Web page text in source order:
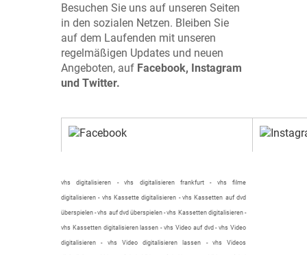
Besuchen Sie uns auf unseren Seiten
in den sozialen Netzen. Bleiben Sie
auf dem Laufenden mit unseren
regelmäßigen Updates und neuen
Angeboten, auf Facebook, Instagram
und Twitter.
vhs digitalisieren - vhs digitalisieren frankfurt - vhs filme
digitalisieren - vhs Kassette digitalisieren - vhs Kassetten auf dvd
überspielen - vhs auf dvd überspielen - vhs Kassetten digitalisieren -
vhs Kassetten digitalisieren lassen - vhs Video auf dvd - vhs Video
digitalisieren - vhs Video digitalisieren lassen - vhs Videos